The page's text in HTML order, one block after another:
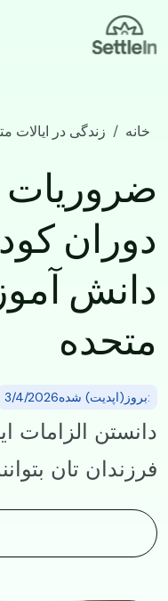
Skip to main content
خانه زندگی در ایالات
دوران
دانش
متحده
:بروز(اپدیت) شده3/4/2026
دانستن
فرزندان‌ تان